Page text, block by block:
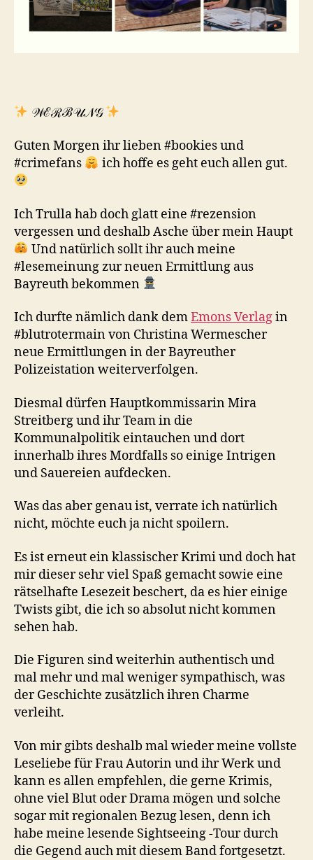
𝒲ℰℛℬ𝒰𝒩𝒢
Guten Morgen ihr lieben #bookies und
#crimefans
ich hoffe es geht euch allen gut.
Ich Trulla hab doch glatt eine #rezension
vergessen und deshalb Asche über mein Haupt
Und natürlich sollt ihr auch meine
#lesemeinung zur neuen Ermittlung aus
Bayreuth bekommen
Ich durfte nämlich dank demEmons Verlagin
#blutrotermain von Christina Wermescher
neue Ermittlungen in der Bayreuther
Polizeistation weiterverfolgen.
Diesmal dürfen Hauptkommissarin Mira
Streitberg und ihr Team in die
Kommunalpolitik eintauchen und dort
innerhalb ihres Mordfalls so einige Intrigen
und Sauereien aufdecken.
Was das aber genau ist, verrate ich natürlich
nicht, möchte euch ja nicht spoilern.
Es ist erneut ein klassischer Krimi und doch hat
mir dieser sehr viel Spaß gemacht sowie eine
rätselhafte Lesezeit beschert, da es hier einige
Twists gibt, die ich so absolut nicht kommen
sehen hab.
Die Figuren sind weiterhin authentisch und
mal mehr und mal weniger sympathisch, was
der Geschichte zusätzlich ihren Charme
verleiht.
Von mir gibts deshalb mal wieder meine vollste
Leseliebe für Frau Autorin und ihr Werk und
kann es allen empfehlen, die gerne Krimis,
ohne viel Blut oder Drama mögen und solche
sogar mit regionalen Bezug lesen, denn ich
habe meine lesende Sightseeing -Tour durch
die Gegend auch mit diesem Band fortgesetzt.